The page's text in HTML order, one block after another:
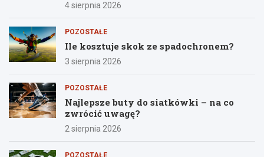
4 sierpnia 2026
POZOSTAŁE
Ile kosztuje skok ze spadochronem?
3 sierpnia 2026
POZOSTAŁE
Najlepsze buty do siatkówki – na co
zwrócić uwagę?
2 sierpnia 2026
POZOSTAŁE